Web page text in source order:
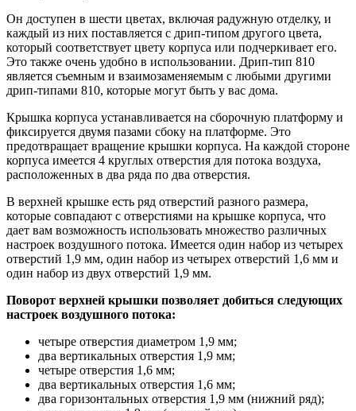
Он доступен в шести цветах, включая радужную отделку, и
каждый из них поставляется с дрип-типом другого цвета,
который соответствует цвету корпуса или подчеркивает его.
Это также очень удобно в использовании. Дрип-тип 810
является съемным и взаимозаменяемым с любыми другими
дрип-типами 810, которые могут быть у вас дома.
Крышка корпуса устанавливается на сборочную платформу и
фиксируется двумя пазами сбоку на платформе. Это
предотвращает вращение крышки корпуса. На каждой стороне
корпуса имеется 4 круглых отверстия для потока воздуха,
расположенных в два ряда по два отверстия.
В верхней крышке есть ряд отверстий разного размера,
которые совпадают с отверстиями на крышке корпуса, что
дает вам возможность использовать множество различных
настроек воздушного потока. Имеется один набор из четырех
отверстий 1,9 мм, один набор из четырех отверстий 1,6 мм и
один набор из двух отверстий 1,9 мм.
Поворот верхней крышки позволяет добиться следующих
настроек воздушного потока:
четыре отверстия диаметром 1,9 мм;
два вертикальных отверстия 1,9 мм;
четыре отверстия 1,6 мм;
два вертикальных отверстия 1,6 мм;
два горизонтальных отверстия 1,9 мм (нижний ряд);